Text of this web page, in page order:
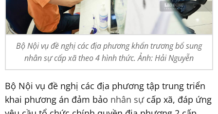
Bộ Nội vụ đề nghị các địa phương khẩn trương bổ sung
nhân sự cấp xã theo 4 hình thức. Ảnh: Hải Nguyễn
Bộ Nội vụ đề nghị các địa phương tập trung triển
khai phương án đảm bảo nhân sựcấp xã, đáp ứng